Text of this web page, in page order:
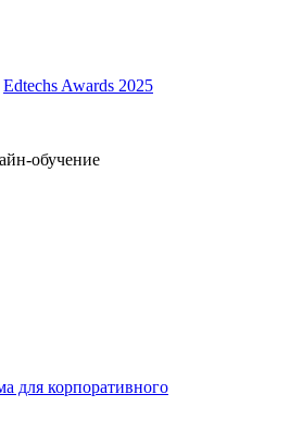
Edtechs Awards 2025
обучение
для корпоративного